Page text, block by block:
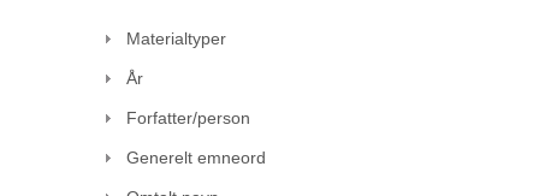
Materialtyper
År
Forfatter/person
Generelt emneord